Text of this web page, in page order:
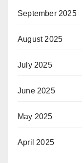
September 2025
August 2025
July 2025
June 2025
May 2025
April 2025